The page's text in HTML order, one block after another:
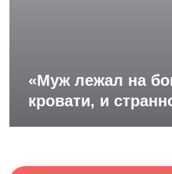
«Муж лежал на
кровати, и